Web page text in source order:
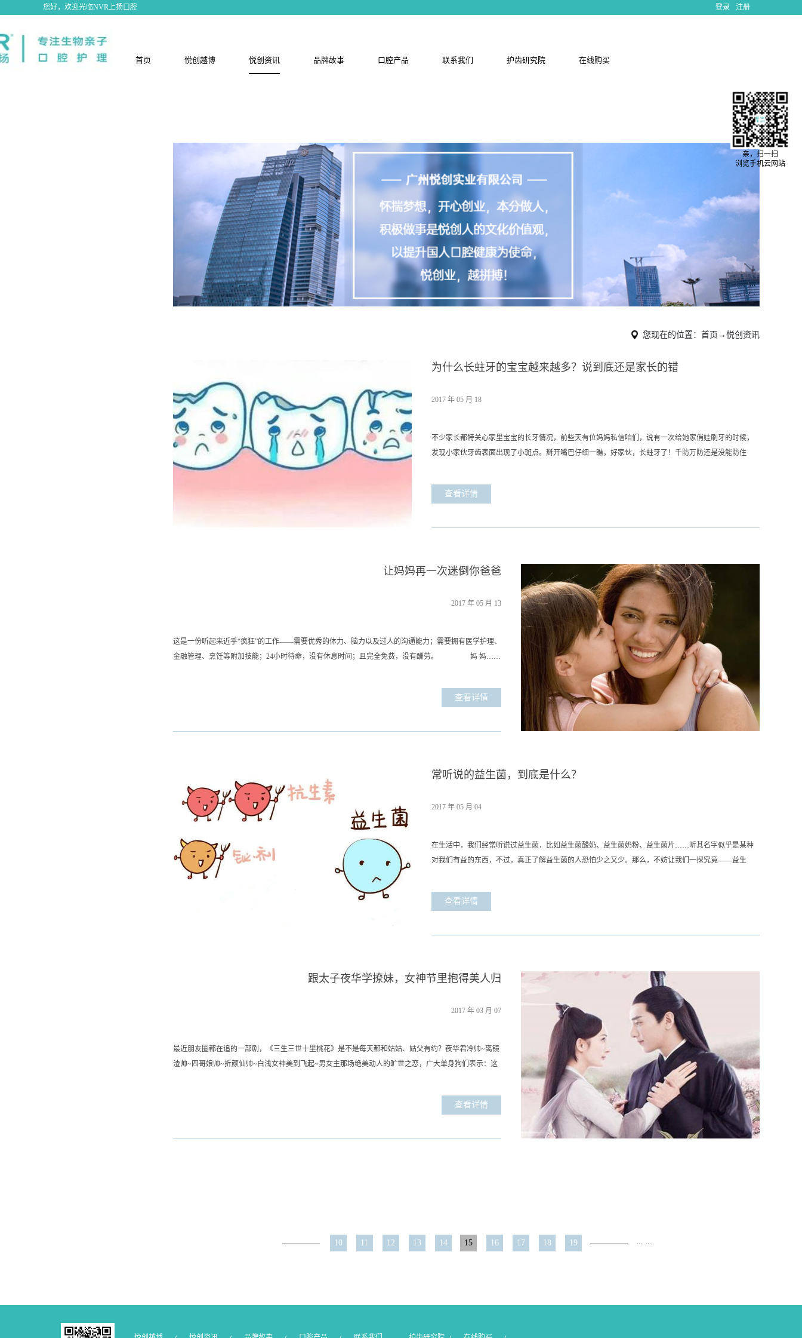
您好，欢迎光临NVR上扬口腔 登录 注册
首页 悦创越博 悦创资讯 品牌故事 口腔产品 联系我们 护齿研究院 在线购买
您现在的位置： 首页 → 悦创资讯
为什么长蛀牙的宝宝越来越多？说到底还是家长的错
2017 年 05 月 18
不少家长都特关心家里宝宝的长牙情况，前些天有位妈妈私信咱们，说有一次给她家俏娃刷牙的时候，
发现小家伙牙齿表面出现了小斑点。掰开嘴巴仔细一瞧，好家伙，长蛀牙了！千防万防还是没能防住
小孩好好刷牙吗？有没有乱给糖果他们吃？有带小孩去检查过牙齿吗？大伙注意了，千万别小瞧蛀牙，
处理不及时的话，以后可会影响到小孩的牙齿生长。长蛀牙这件事吧，怎么说呢？小孩不懂事，那做家
主要是细菌滋生引起口腔是人体内细菌数量最多的部位之一，其中...
查看详情
让妈妈再一次迷倒你爸爸
2017 年 05 月 13
这是一份听起来近乎“疯狂”的工作——需要优秀的体力、脑力以及过人的沟通能力；需要拥有医学护理、
金融管理、烹饪等附加技能；24小时待命，没有休息时间；且完全免费，没有酬劳。 妈 妈……
了挑选一款适合你用的牙膏，找遍整个县城的超市。她总是苛待自己，倾其所有给我最好的。现在，我
长大了，容我在你老去之前，学会疼爱你！每一个年龄都会有它最美的姿态，每一个妈妈心中都有着一
查看详情
常听说的益生菌，到底是什么？
2017 年 05 月 04
在生活中，我们经常听说过益生菌，比如益生菌酸奶、益生菌奶粉、益生菌片……听其名字似乎是某种
对我们有益的东西，不过，真正了解益生菌的人恐怕少之又少。那么，不妨让我们一探究竟——益生
细菌都是对我们有害的，一般而言细菌分为「有益菌」和「有害菌」，有益菌和有害菌共同在人体内生
存与繁殖，构成了整个体内生态链的平衡。而益生菌，就是有益菌里的一种，联合国粮农组织和世界卫
下，在人体的各个部位，有益菌和有害菌是平衡共存的。一旦...
查看详情
跟太子夜华学撩妹，女神节里抱得美人归
2017 年 03 月 07
最近朋友圈都在追的一部剧，《三生三世十里桃花》是不是每天都和姑姑、姑父有约？夜华君冷帅~离镜
渣帅~四哥娘帅~折颜仙帅~白浅女神美到飞起~男女主那场绝美动人的旷世之恋，广大单身狗们表示：这
浅：三八女神“劫”！夜华：无妨，我在人间历劫时寻得一件法器，可保你安心渡“节”！浅浅：什么法器这
么厉害？夜华：是它的帮忙，你想要的都能满足。究竟是何方神圣，有如此强的撩妹功力，助夜华排除
贝肯熊！！！看过《大卫...
查看详情
...
10 11 12 13 14 15 16 17 18 19 ...
亲，扫一扫
浏览手机云网站